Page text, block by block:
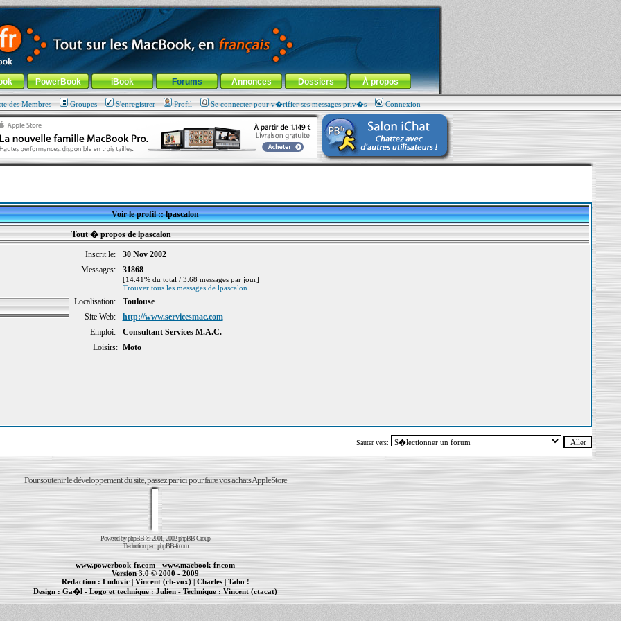
! -Aller au menu de la rubrique
PowerBook iBook Forums Annonces Dossiers À propos
des Membres Groupes S'enregistrer Profil Se connecter pour v�rifier ses messages priv�s Connexion
Voir le profil :: lpascalon
Tout � propos de lpascalon
Inscrit le:
30 Nov 2002
Messages:
31868
[14.41% du total / 3.68 messages par jour]
Trouver tous les messages de lpascalon
Localisation:
Toulouse
Site Web:
http://www.servicesmac.com
Emploi:
Consultant Services M.A.C.
Loisirs: Moto
Sauter vers:
Pour soutenir le développement du site, passez par ici pour faire vos achats AppleStore
Powered byphpBB© 2001, 2002 phpBB Group
Traduction par :phpBB-fr.com
www.powerbook-fr.com-www.macbook-fr.com
Version 3.0 © 2000 - 2009
Rédaction : Ludovic|Vincent (ch-vox)| Charles|Taho !
Design : Ga�l - Logo et technique :Julien - Technique : Vincent (ctacat)
Informations : PowerBook | Maintenance Apple et Macintosh à Toulouse | cr�ation de sites Internet